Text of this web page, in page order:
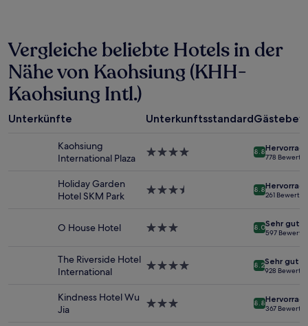
24 Stunden
für
einen
Aufenthalt
mit
1 Übernachtung
von
Verfügbarkeiten
Vergleiche beliebte Hotels in der
Nähe von Kaohsiung (KHH-
Kaohsiung Intl.)
Unterkünfte Unterkunftsstandard
Kaohsiung
International Plaza
4.0-
8.8
778
Holiday Garden
Hotel SKM Park
3.5-
8.8
261
O House Hotel
3.0-
8.0Sehr gut
597
The Riverside Hotel
International
4.0-
8.2Sehr gut
928
Kindness Hotel Wu
Jia
3.0-
8.8
367